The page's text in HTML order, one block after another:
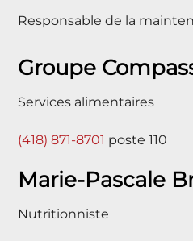
Responsable de la
Groupe
Services alimentaires
(418) 871-8701 poste 110
Marie-Pascale
Nutritionniste